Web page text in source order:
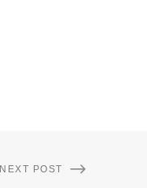
NEXT POST